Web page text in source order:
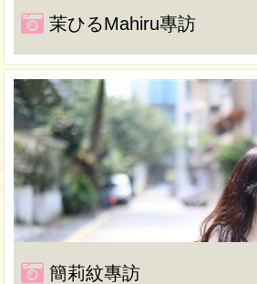
茉ひるMahiru專訪
簡莉紋專訪